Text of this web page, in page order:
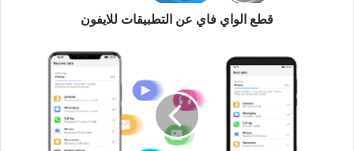
قطع الواي فاي عن التطبيقات للايفون